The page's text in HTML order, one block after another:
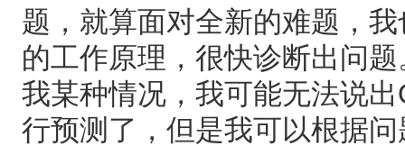
题，就算面对全新的难题，
的工作原理，很快诊断出问
我某种情况，我可能无法说
行预测了，但是我可以根据